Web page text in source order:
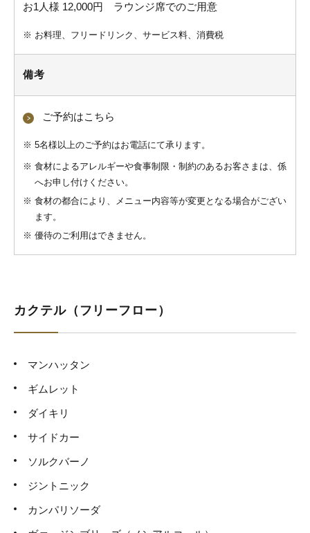
お1人様 12,000円 ラウンジ席でのご用意
※ お料理、フリードリンク、サービス料、消費税
備考
ご予約はこちら
※ 5名様以上のご予約はお電話にて承ります。
※ 食材によるアレルギーや食事制限・制約のあるお客さまは、係
へお申し付けください。
※ 食材の都合により、メニュー内容等が変更となる場合がござい
ます。
※ 優待のご利用はできません。
カクテル（フリーフロー）
マンハッタン
ギムレット
ダイキリ
サイドカー
ソルクバーノ
ジントニック
カンパリソーダ